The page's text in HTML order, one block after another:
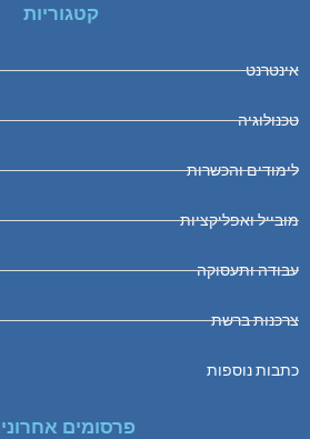
קטגוריות
אינטרנט
טכנולוגיה
לימודים והכשרות
מובייל ואפליקציות
עבודה ותעסוקה
צרכנות ברשת
כתבות נוספות
פרסומים